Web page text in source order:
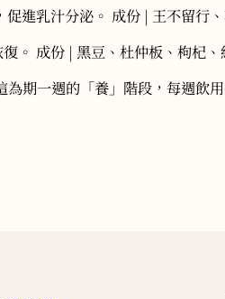
進乳汁分泌。 成份 | 王不留行
。 成份 | 黑豆、杜仲板、枸杞、
期一週的「養」階段，每週飲